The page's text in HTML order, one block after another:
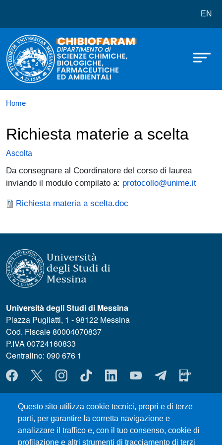
Dipartimento di Scienze EN
Home
Richiesta materie a scelta
Ascolta
Da consegnare al Coordinatore del corso di laurea
inviando il modulo compilato a: protocollo@unime.it
Documento
Richiesta materia a scelta.doc
Questo sito utilizza cookie tecnici, propri e di terze
parti, per garantire la corretta navigazione e
analizzare il traffico e, con il tuo consenso, cookie di
profilazione e altri strumenti di tracciamento di terzi
Università degli Studi di Messina
Piazza Pugliatti, 1 - 98122 Messina
Cod. Fiscale 80004070837
P.IVA 00724160833
Centralino: 090 676 1
MENÙ SOCIAL
MENÙ FOOTER 1
Dove ci trovi
MODULISTICA ChiBioFarAm
Sedute dei Consigli